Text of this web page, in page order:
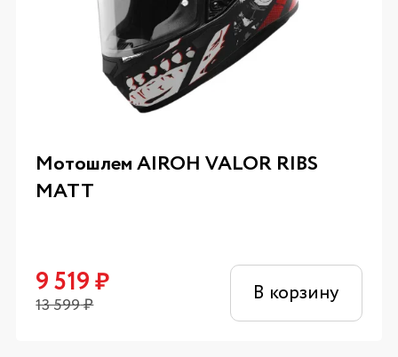
Мотошлем AIROH VALOR RIBS
MATT
9 519₽
13 599₽ В корзину